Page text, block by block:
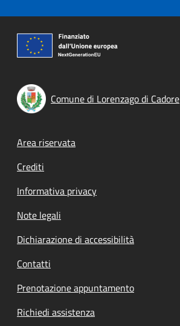
Comune di Lorenzago di Cadore
Footer menu
Area riservata
Crediti
Informativa privacy
Note legali
Dichiarazione di accessibilità
Contatti
Prenotazione appuntamento
Richiedi assistenza